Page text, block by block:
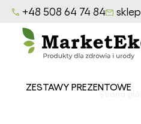
+48 508 64 74 84
ZESTAWY PREZENTOWE
Strona